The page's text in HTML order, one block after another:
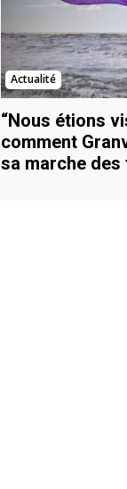
Actualité
“Nous étions
comment
sa marche des